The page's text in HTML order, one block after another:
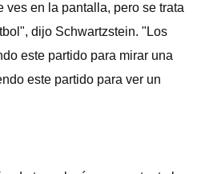
ves en la pantalla, pero se trata
dijo Schwartzstein. "Los
este partido para mirar una
este partido para ver un